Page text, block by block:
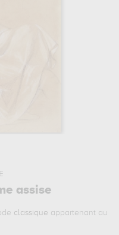
assise
classique appartenant au